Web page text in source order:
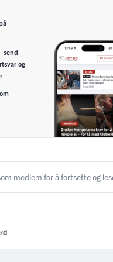
send
og
medlem for å fortsette og